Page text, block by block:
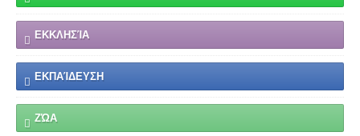
ΕΚΚΛΗΣΊΑ
ΕΚΠΑΊΔΕΥΣΗ
ΖΏΑ